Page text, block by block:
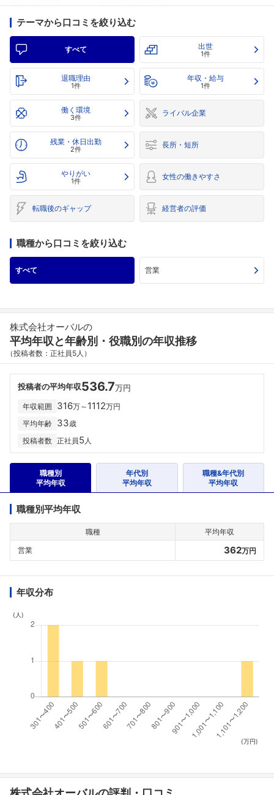
テーマから口コミを絞り込む
すべて 出世
1件
退職理由
1件
年収・給与
1件
働く環境
3件 ライバル企業
残業・休日出勤
2件 長所・短所
やりがい
1件 女性の働きやすさ
転職後のギャップ 経営者の評価
職種から口コミを絞り込む
すべて 営業
株式会社オーバルの
平均年収と年齢別・役職別の年収推移
（投稿者数：正社員5人）
投稿者の平均年収536.7万円
年収範囲 316万～ 1112万円
平均年齢 33歳
投稿者数 正社員5 人
職種別
平均年収
年代別
平均年収
職種&年代別
平均年収
職種別平均年収
職種
平均年収
営業
362万円
年収分布
(人)
(万円)